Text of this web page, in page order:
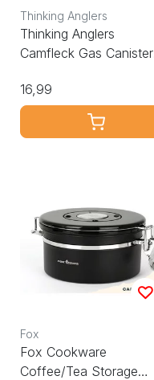
Thinking Anglers
Thinking Anglers
Camfleck Gas Canister
16,99
Fox
Fox Cookware
Coffee/Tea Storage